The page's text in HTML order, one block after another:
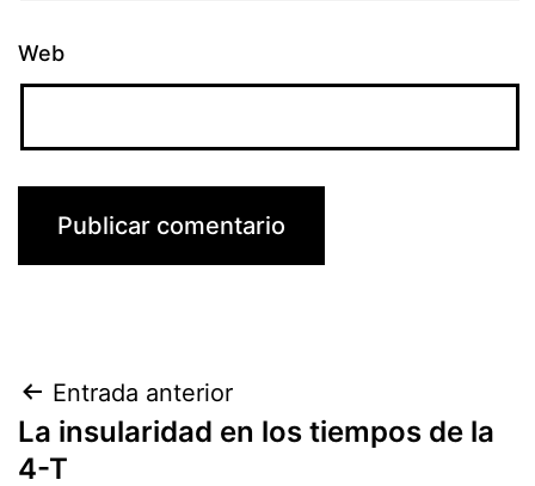
Web
Navegación
de
Entrada anterior
La insularidad en los tiempos de la
4-T